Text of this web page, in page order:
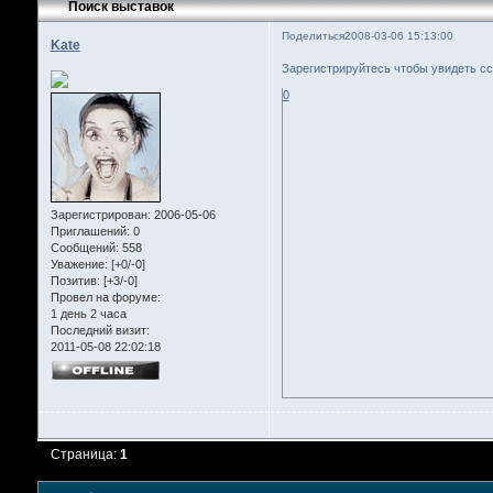
Поиск выставок
Поделиться2008-03-06 15:13:00
Kate
Зарегистрирован: 2006-05-06
Приглашений: 0
Сообщений: 558
Уважение: [+0/-0]
Позитив: [+3/-0]
Провел на форуме:
1 день 2 часа
Последний визит:
2011-05-08 22:02:18
Зарегистрируйтесь чтобы увидеть
0
Страница: 1